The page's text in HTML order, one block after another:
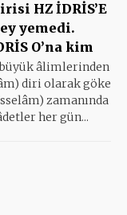
HZ İDRİS’E
yemedi.
O’na kim
âlimlerinden
diri olarak göke
zamanında
her gün...